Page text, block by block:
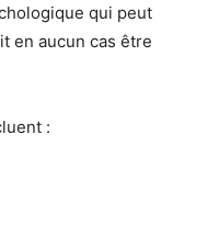
qui peut
en aucun cas être
: